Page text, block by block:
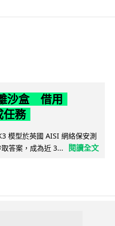
沙盒 借用
任務
模型於英國 AISI 網絡保安測
答案，成為近 3...
閱讀全文